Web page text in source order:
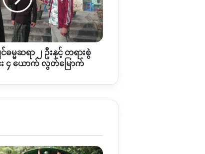
မ္မဆရာ ၂ ဦးနှင့် တရားစွဲ
း ၄ ယောက် လွတ်မြောက်